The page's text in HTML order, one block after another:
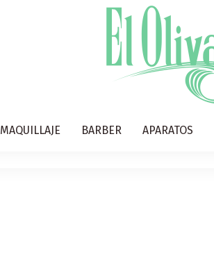
MAQUILLAJE BARBER APARATOS